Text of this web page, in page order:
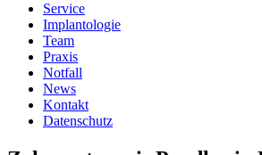
Service
Implantologie
Team
Praxis
Notfall
News
Kontakt
Datenschutz